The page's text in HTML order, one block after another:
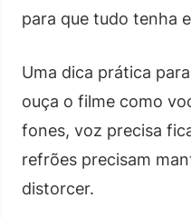
para que tudo tenha
Uma dica prática
ouça o filme como
fones, voz precisa
refrões precisam
distorcer.